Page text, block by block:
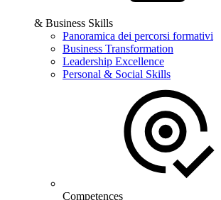
& Business Skills
Panoramica dei percorsi formativi
Business Transformation
Leadership Excellence
Personal & Social Skills
Competences